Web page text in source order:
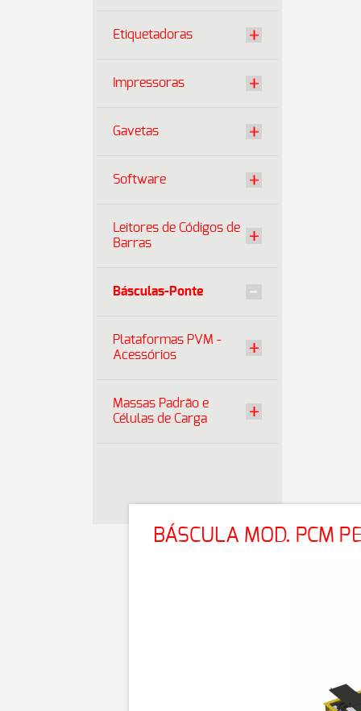
Etiquetadoras
Impressoras
Gavetas
Software
Leitores de Códigos de
Barras
Básculas-Ponte
Plataformas PVM -
Acessórios
Massas Padrão e
Células de Carga
BÁSCULA MOD. PCM